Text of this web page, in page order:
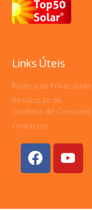
Links Úteis
Política de Privacidade
Resolução de
Conflitos de Consumo
Contactos